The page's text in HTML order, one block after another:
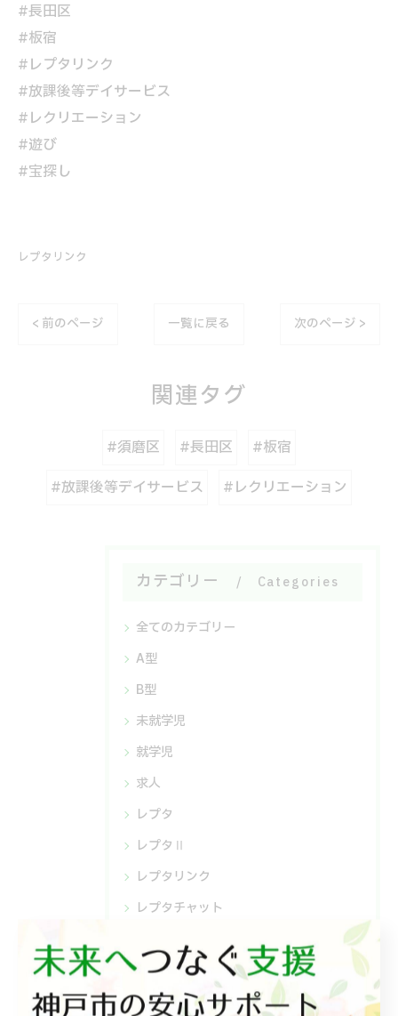
#長田区
#板宿
#レプタリンク
#放課後等デイサービス
#レクリエーション
#遊び
#宝探し
レプタリンク
< 前のページ 一覧に戻る 次のページ >
関連タグ
#須磨区 #長田区
#板宿
#放課後等デイサービス
#レクリエーション
カテゴリー Categories
全てのカテゴリー
A型
B型
未就学児
就学児
求人
レプタ
レプタⅡ
レプタリンク
レプタチャット